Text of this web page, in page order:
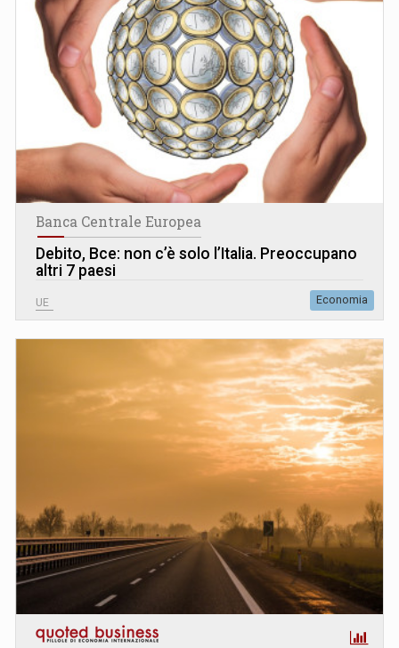
Banca Centrale Europea
Debito, Bce: non c’è solo l’Italia. Preoccupano
altri 7 paesi
UE Economia